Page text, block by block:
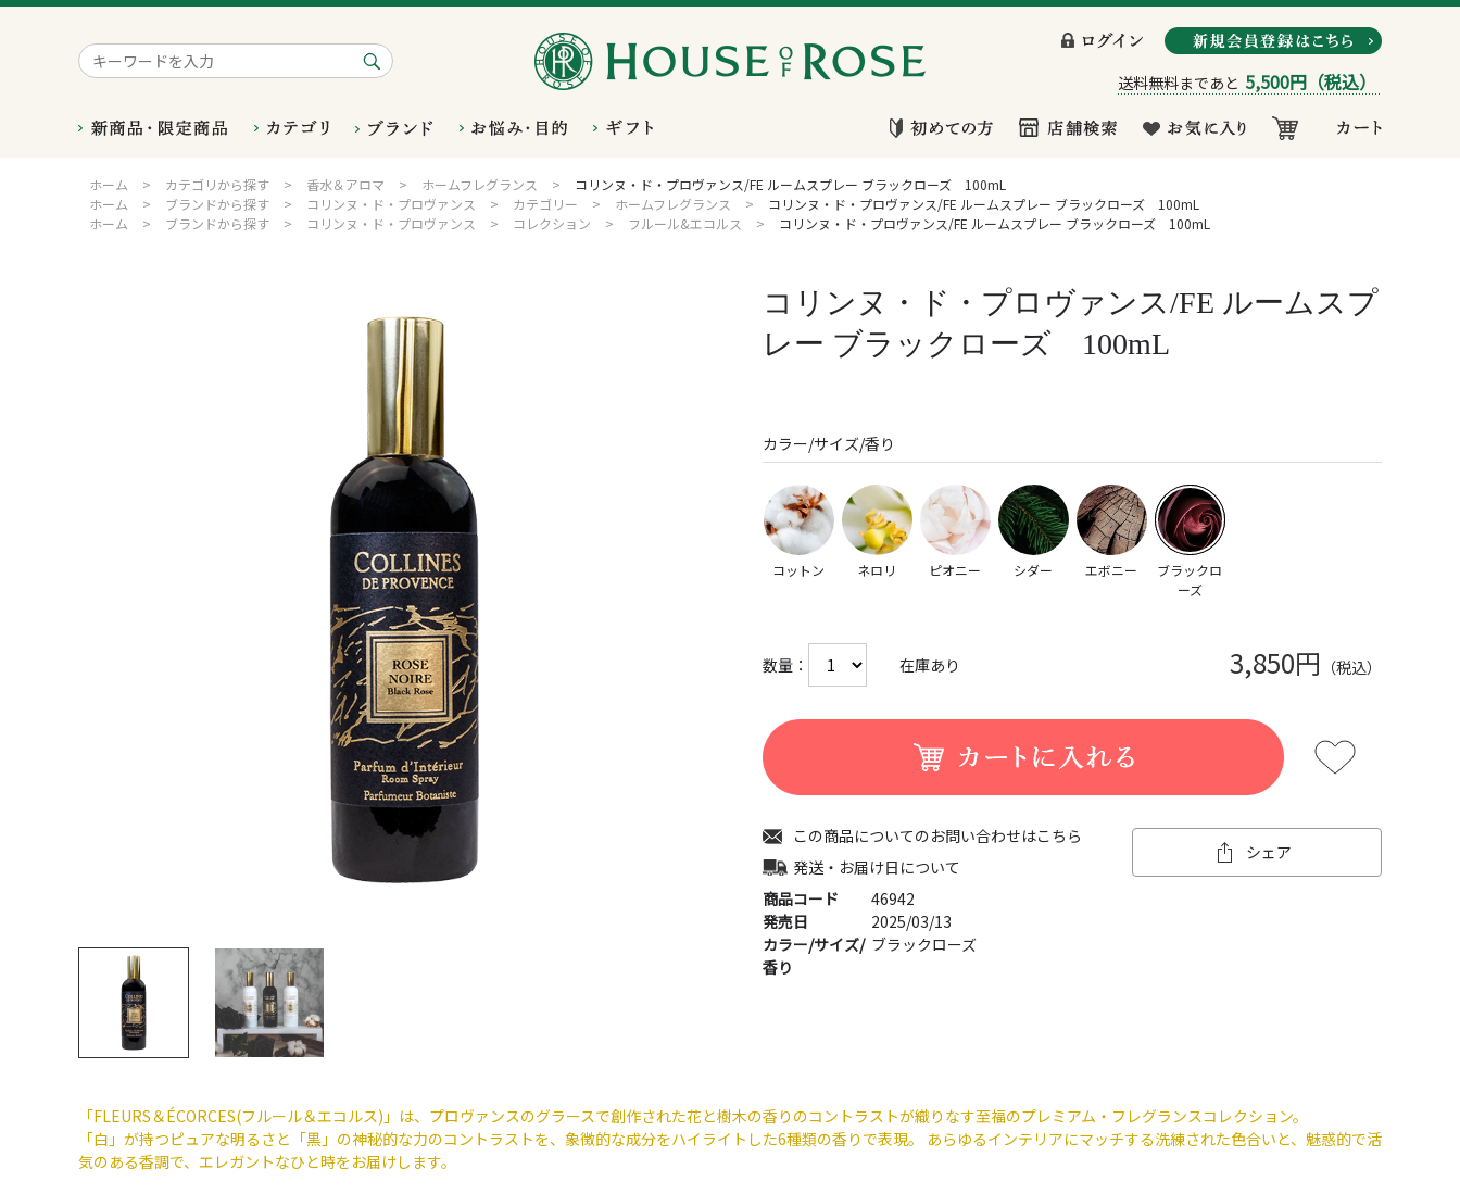
送料無料まであと 5,500円 （税込）
ホーム > カテゴリから探す > 香水＆アロマ > ホームフレグランス >
コリンヌ・ド・プロヴァンス/FE ルームスプレー ブラックローズ 100mL
ホーム
> ブランドから探す > コリンヌ・ド・プロヴァンス > カテゴリー > ホームフレグランス >
コリンヌ・ド・プロヴァンス/FE ルームスプレー ブラックローズ 100mL
ホーム
> ブランドから探す > コリンヌ・ド・プロヴァンス > コレクション > フルール&エコルス > コリンヌ・ド・プロヴァンス/FE ルームスプレー ブラックローズ 100mL
この商品についてのお問い合わせはこちら
発送・お届け日について
シェア
コリンヌ・ド・プロヴァンス/FE ルームスプ
レー ブラックローズ 100mL
数量： 在庫あり 3,850円 （税込）
商品コード
46942
発売日
2025/03/13
カラー/サイズ/
香り
ブラックローズ
カラー/サイズ/香り
コットン ネロリ ピオニー シダー エボニー
ブラックロ
ーズ
「FLEURS＆ÉCORCES(フルール＆エコルス)」は、プロヴァンスのグラースで創作された花と樹木の香りのコントラストが織りなす至福のプレミアム・フレグランスコレクション。
「白」が持つピュアな明るさと「黒」の神秘的な力のコントラストを、象徴的な成分をハイライトした6種類の香りで表現。 あらゆるインテリアにマッチする洗練された色合いと、魅惑的で活
気のある香調で、エレガントなひと時をお届けします。